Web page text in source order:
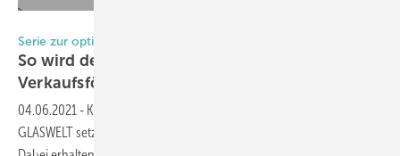
Serie zur optimalen Showroom-Gestaltung, Teil VIII
So wird der Musterkoffer zum
Verkaufsfördermittel
04.06.2021 - Kundengewinnung durch Ausstellungs­optimierung: Die
GLASWELT setzt die neue Serie mit dem Experten Mattia Sola fort.